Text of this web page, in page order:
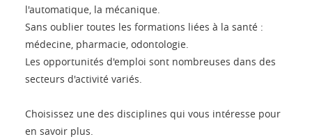
l'automatique, la mécanique.
Sans oublier toutes les formations liées à la santé :
médecine, pharmacie, odontologie.
Les opportunités d'emploi sont nombreuses dans des
secteurs d'activité variés.
Choisissez une des disciplines qui vous intéresse pour
en savoir plus.